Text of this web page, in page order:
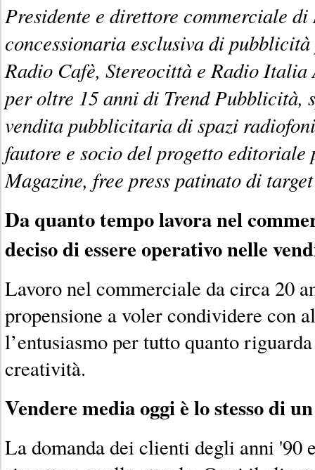
Presidente e direttore commerciale
concessionaria esclusiva di
Radio Cafè, Stereocittà e Radio Italia
per oltre 15 anni di Trend Pubblicità,
vendita pubblicitaria di spazi
fautore e socio del progetto editoriale
Magazine, free press patinato di
Da quanto tempo lavora nel
deciso di essere operativo nelle
Lavoro nel commerciale da circa 20
propensione a voler condividere con
l’entusiasmo per tutto quanto
creatività.
Vendere media oggi è lo stesso di
La domanda dei clienti degli anni '90